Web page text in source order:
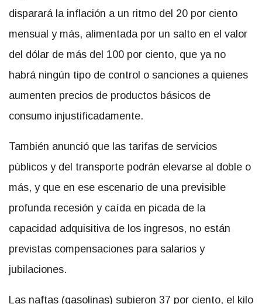
disparará la inflación a un ritmo del 20 por ciento
mensual y más, alimentada por un salto en el valor
del dólar de más del 100 por ciento, que ya no
habrá ningún tipo de control o sanciones a quienes
aumenten precios de productos básicos de
consumo injustificadamente.
También anunció que las tarifas de servicios
públicos y del transporte podrán elevarse al doble o
más, y que en ese escenario de una previsible
profunda recesión y caída en picada de la
capacidad adquisitiva de los ingresos, no están
previstas compensaciones para salarios y
jubilaciones.
Las naftas (gasolinas) subieron 37 por ciento, el kilo